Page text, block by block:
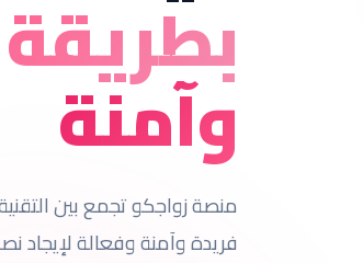
وآمنة
منصة زواجكو تجمع بين
فريدة وآمنة وفعالة لإيجاد